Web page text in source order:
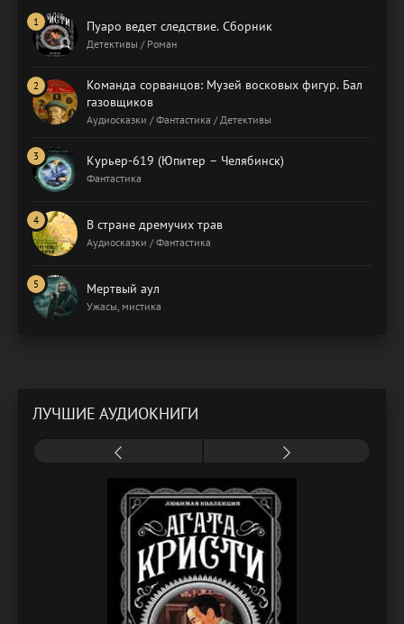
Пуаро ведет следствие. Сборник
Детективы / Роман
Команда сорванцов: Музей восковых фигур. Бал
газовщиков
Аудиосказки / Фантастика / Детективы
Курьер-619 (Юпитер – Челябинск)
Фантастика
В стране дремучих трав
Аудиосказки / Фантастика
Мертвый аул
Ужасы, мистика
ЛУЧШИЕ АУДИОКНИГИ